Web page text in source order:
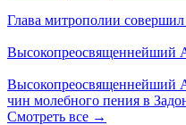
Глава митрополии
Высокопреосвященнейший
Высокопреосвященнейший
чин молебного пения в
Смотреть все →